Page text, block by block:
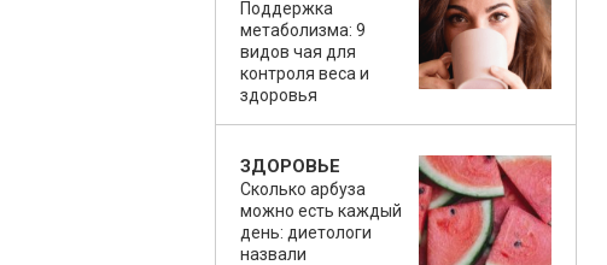
Поддержка
метаболизма: 9
видов чая для
контроля веса и
здоровья
ЗДОРОВЬЕ
Сколько арбуза
можно есть каждый
день: диетологи
назвали